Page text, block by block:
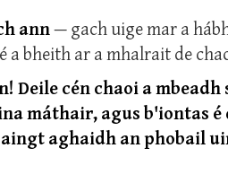
ann— gach uige mar a
a bheith ar a mhalrait de
Deile cén chaoi a
máthair, agus b'iontas é
aghaidh an phobail